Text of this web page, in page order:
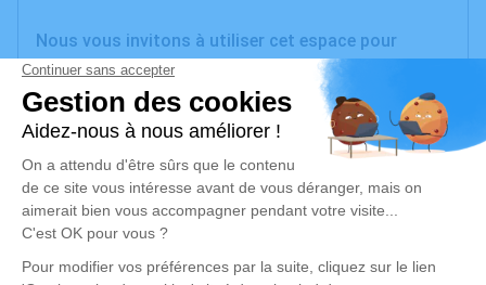
Nous vous invitons à utiliser cet espace pour
laisser vos condoléances, partager des photos
souvenirs, une anecdote ou exprimer vos pensées à
travers des poèmes ou des textes. Cet endroit est
un lieu d'expression dédié à honorer la mémoire de
Francis KLEIDER.